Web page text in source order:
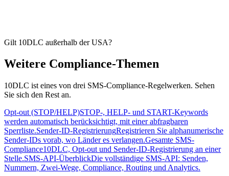
Gilt 10DLC außerhalb der USA?
Weitere Compliance-Themen
10DLC ist eines von drei SMS-Compliance-Regelwerken. Sehen
Sie sich den Rest an.
Opt-out (STOP/HELP)STOP-, HELP- und START-Keywords
werden automatisch berücksichtigt, mit einer abfragbaren
Sperrliste.Sender-ID-RegistrierungRegistrieren Sie alphanumerische
Sender-IDs vorab, wo Länder es verlangen.Gesamte SMS-
Compliance10DLC, Opt-out und Sender-ID-Registrierung an einer
Stelle.SMS-API-ÜberblickDie vollständige SMS-API: Senden,
Nummern, Zwei-Wege, Compliance, Routing und Analytics.